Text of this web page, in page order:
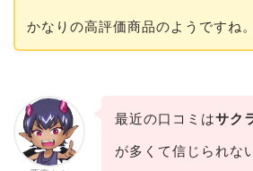
かなりの高評価商品のようですね。
最近の口コミはサク
が多くて信じられな